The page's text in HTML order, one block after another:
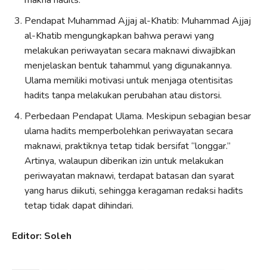
Pendapat Muhammad Ajjaj al-Khatib: Muhammad Ajjaj
al-Khatib mengungkapkan bahwa perawi yang
melakukan periwayatan secara maknawi diwajibkan
menjelaskan bentuk tahammul yang digunakannya.
Ulama memiliki motivasi untuk menjaga otentisitas
hadits tanpa melakukan perubahan atau distorsi.
Perbedaan Pendapat Ulama. Meskipun sebagian besar
ulama hadits memperbolehkan periwayatan secara
maknawi, praktiknya tetap tidak bersifat “longgar.”
Artinya, walaupun diberikan izin untuk melakukan
periwayatan maknawi, terdapat batasan dan syarat
yang harus diikuti, sehingga keragaman redaksi hadits
tetap tidak dapat dihindari.
Editor: Soleh